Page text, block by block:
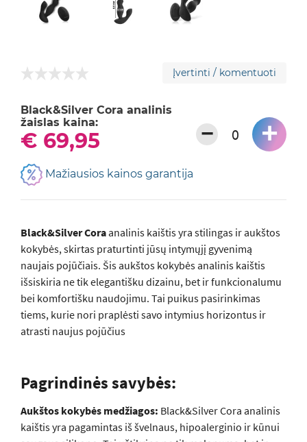
Įvertinti / komentuoti
Black&Silver Cora analinis
žaislas kaina:
€ 69,95 − +
Mažiausios kainos garantija
Black&Silver Coraanalinis kaištis yra stilingas ir aukštos
kokybės, skirtas praturtinti jūsų intymųjį gyvenimą
naujais pojūčiais. Šis aukštos kokybės analinis kaištis
išsiskiria ne tik elegantišku dizainu, bet ir funkcionalumu
bei komfortišku naudojimu. Tai puikus pasirinkimas
tiems, kurie nori praplėsti savo intymius horizontus ir
atrasti naujus pojūčius
Pagrindinės savybės:
Aukštos kokybės medžiagos: Black&Silver Cora analinis
kaištis yra pagamintas iš švelnaus, hipoalerginio ir kūnui